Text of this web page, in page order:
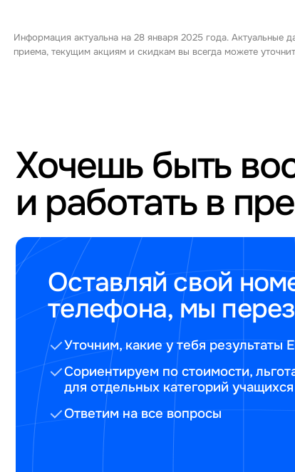
Информация актуальна на 28 января 2025 года. Актуальные
приема, текущим акциям и скидкам вы всегда можете
Хочешь быть
и работать в
Оставляй свой
телефона, мы
Уточним, какие у тебя результаты
Сориентируем по стоимости,
для отдельных категорий учащихся
Ответим на все вопросы